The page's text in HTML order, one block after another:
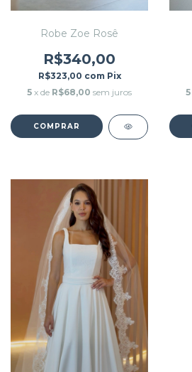
Robe Zoe Rosê
R$340,00
R$323,00 com Pix
5 x de R$68,00 sem juros
COMPRAR
5